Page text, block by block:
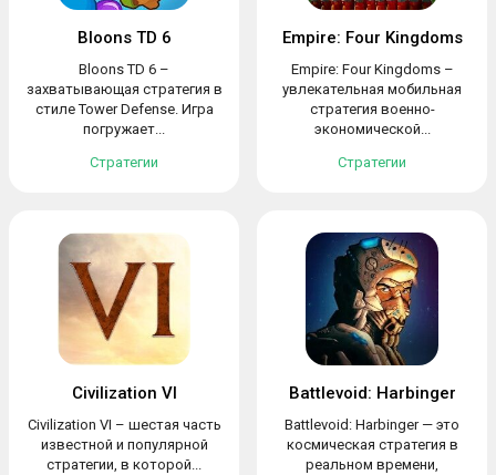
Bloons TD 6
Bloons TD 6 –
захватывающая стратегия в
стиле Tower Defense. Игра
погружает...
Стратегии
Empire: Four Kingdoms
Empire: Four Kingdoms –
увлекательная мобильная
стратегия военно-
экономической...
Стратегии
Civilization VI
Civilization VI – шестая часть
известной и популярной
стратегии, в которой...
Battlevoid: Harbinger
Battlevoid: Harbinger — это
космическая стратегия в
реальном времени,